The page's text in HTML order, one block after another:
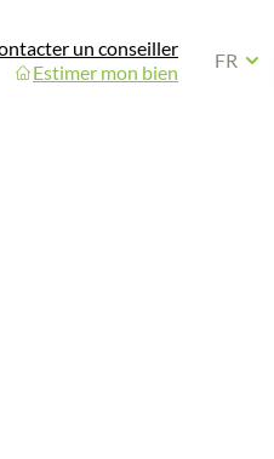
un conseiller
Estimer mon bien
FR